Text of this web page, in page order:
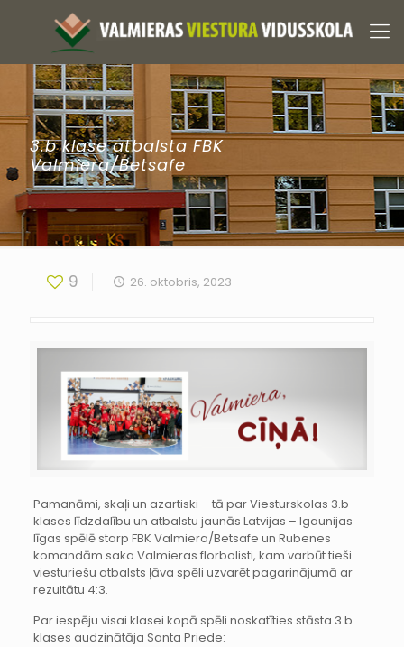
3.b klase atbalsta FBK
Valmiera/Betsafe
9 26. oktobris, 2023
Pamanāmi, skaļi un azartiski – tā par Viesturskolas 3.b
klases līdzdalību un atbalstu jaunās Latvijas – Igaunijas
līgas spēlē starp FBK Valmiera/Betsafe un Rubenes
komandām saka Valmieras florbolisti, kam varbūt tieši
viesturiešu atbalsts ļāva spēli uzvarēt pagarinājumā ar
rezultātu 4:3.
Par iespēju visai klasei kopā spēli noskatīties stāsta 3.b
klases audzinātāja Santa Priede: